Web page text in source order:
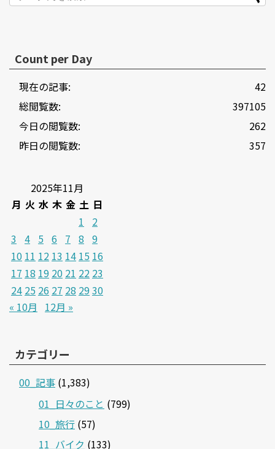
Count per Day
42
現在の記事:
397105
総閲覧数:
262
今日の閲覧数:
357
昨日の閲覧数:
2025年11月
月 火 水 木 金 土 日
1
2
3 4 5 6 7 8 9
10 11 12 13 14 15 16
17 18 19 20 21 22 23
24 25 26 27 28 2930
« 10月
12月 »
カテゴリー
00_記事 (1,383)
01_日々のこと (799)
10_旅行 (57)
11_バイク (133)